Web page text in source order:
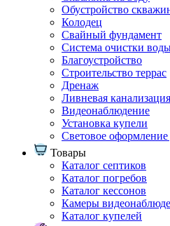
Обустройство
Колодец
Свайный фундамент
Система очистки
Благоустройство
Строительство террас
Дренаж
Ливневая канализация
Видеонаблюдение
Установка купели
Световое оформление
Товары
Каталог септиков
Каталог погребов
Каталог кессонов
Камеры
Каталог купелей